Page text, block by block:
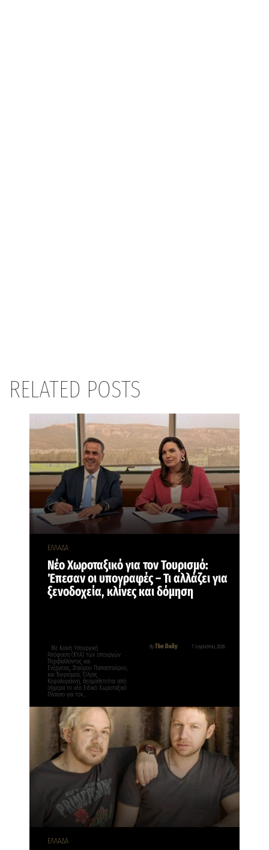
RELATED POSTS
ΕΛΛΑΔΑ
Νέο Χωροταξικό για τον Τουρισμό:
Έπεσαν οι υπογραφές – Τι αλλάζει για
ξενοδοχεία, κλίνες και δόμηση
By The Daily 7 Αυγούστου, 2026
Με Κοινή Υπουργική
Απόφαση (ΚΥΑ) των υπουργών
Περιβάλλοντος και
Ενέργειας, Σταύρου Παπασταύρου,
και Τουρισμού, Όλγας
Κεφαλογιάννη, θεσμοθετείται από
σήμερα το νέο Ειδικό Χωροταξικό
Πλαίσιο για τον…
ΕΛΛΑΔΑ